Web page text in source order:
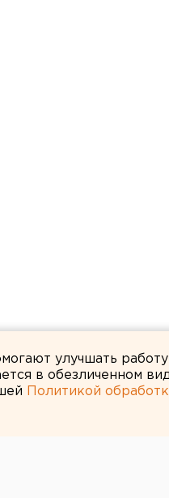
улучшать работу
в обезличенном
Политикой